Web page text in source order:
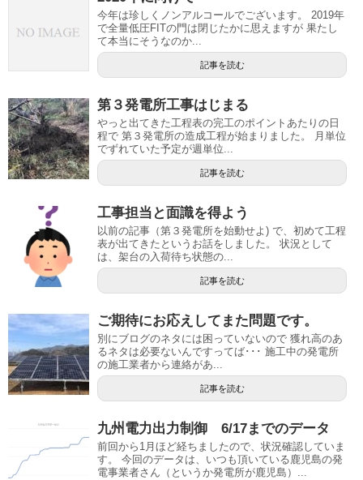
今年は珍しくノンアルコールでございます。 2019年
で全量低圧FITの門は閉じたかに思えますが 果たし
て本当にそうなのか...
記事を読む
第３発電所工事はじまる
やっと出てきた工程表の完工のポイントあたりの日
程で 第３発電所の造成工程が始まりました。 月単位
でずれていた予定が週単位...
記事を読む
工事担当と面識を得よう
以前の記事（第３発電所を始動せよ) で、初めて工程
表が出てきたというお話をしました。 状況として
は、架台の入荷待ち状態の...
記事を読む
ご期待にお応えしてまた問題です。
別にブログのネタには困っていないので 獲れ高のあ
るネタは必要ないんですってば･･･ 施工中の発電所
の施工業者から連絡があ...
記事を読む
九州電力出力制御 6/17までのデータ
前回から1月ほど経ちましたので、状況確認していま
す。 今回のデータは、いつも頂いている鹿児島の発
電事業者さん（というか発電所が鹿児島）...